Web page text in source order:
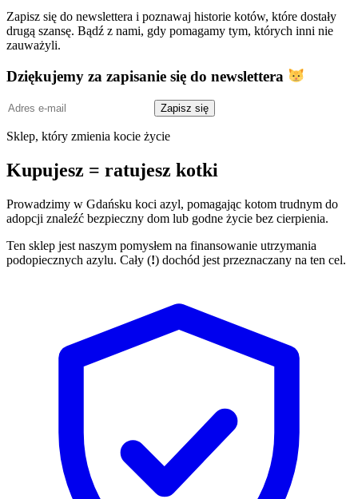
Zapisz się do newslettera i poznawaj historie kotów, które dostały
drugą szansę. Bądź z nami, gdy pomagamy tym, których inni nie
zauważyli.
Dziękujemy za zapisanie się do newslettera
Adres
mail
Zapisz się
Sklep, który zmienia kocie życie
Kupujesz = ratujesz kotki
Prowadzimy w Gdańsku koci azyl, pomagając kotom trudnym do
adopcji znaleźć bezpieczny dom lub godne życie bez cierpienia.
Ten sklep jest naszym pomysłem na finansowanie utrzymania
podopiecznych azylu. Cały (!) dochód jest przeznaczany na ten cel.